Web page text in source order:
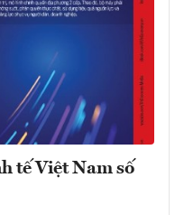
tế Việt Nam số